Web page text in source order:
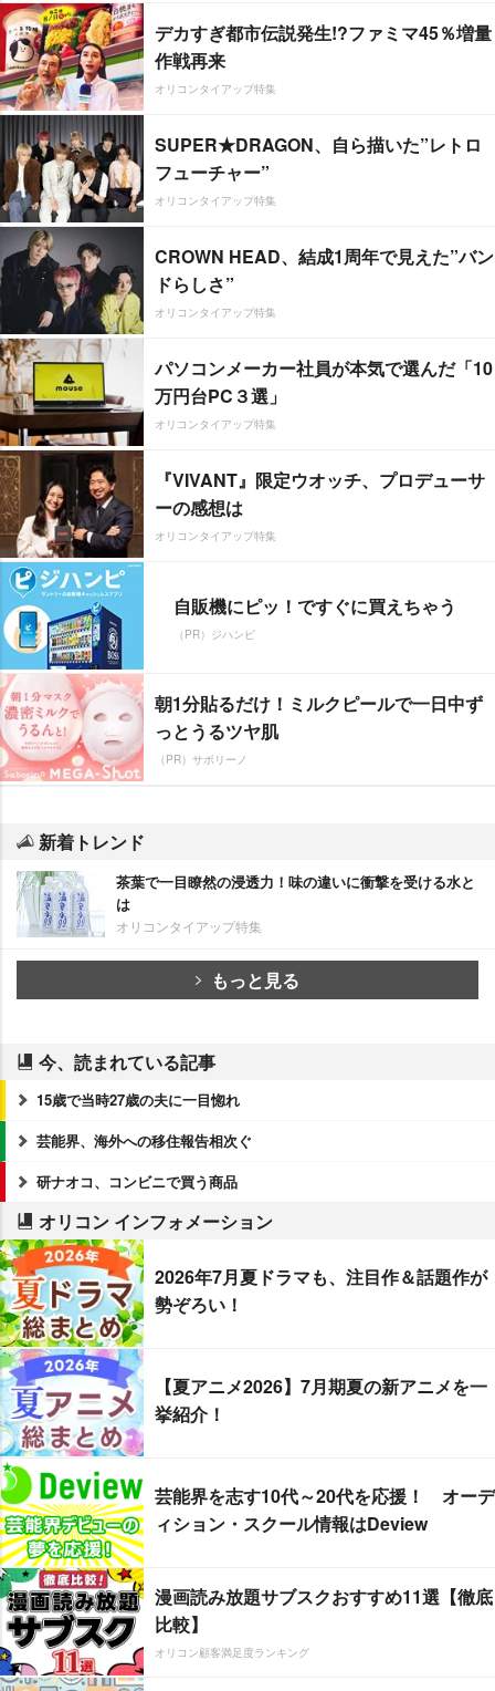
デカすぎ都市伝説発生!?ファミマ45％増量
作戦再来
オリコンタイアップ特集
SUPER★DRAGON、自ら描いた”レトロ
フューチャー”
オリコンタイアップ特集
CROWN HEAD、結成1周年で見えた”バン
ドらしさ”
オリコンタイアップ特集
パソコンメーカー社員が本気で選んだ「10
万円台PC３選」
オリコンタイアップ特集
『VIVANT』限定ウオッチ、プロデューサ
ーの感想は
オリコンタイアップ特集
自販機にピッ！ですぐに買えちゃう
（PR）ジハンピ
朝1分貼るだけ！ミルクピールで一日中ず
っとうるツヤ肌
（PR）サボリーノ
新着トレンド
茶葉で一目瞭然の浸透力！味の違いに衝撃を受ける水と
は
オリコンタイアップ特集
もっと見る
今、読まれている記事
15歳で当時27歳の夫に一目惚れ
芸能界、海外への移住報告相次ぐ
研ナオコ、コンビニで買う商品
オリコン インフォメーション
2026年7月夏ドラマも、注目作＆話題作が
勢ぞろい！
【夏アニメ2026】7月期夏の新アニメを一
挙紹介！
芸能界を志す10代～20代を応援！ オーデ
ィション・スクール情報はDeview
漫画読み放題サブスクおすすめ11選【徹底
比較】
オリコン顧客満足度ランキング